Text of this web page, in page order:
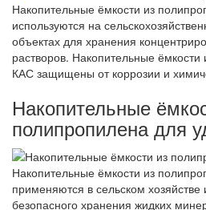
Накопительные ёмкости из
используются на
объектах для хранения
растворов. Накопительные
КАС защищены от коррозии и
Накопительные
полипропилена для
Накопительные ёмкости из
применяются в сельском
безопасного хранения жидких